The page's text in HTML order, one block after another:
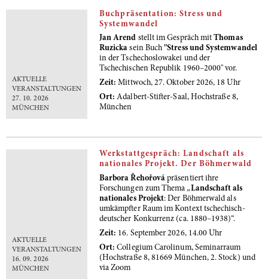
AKTUELLE
VERANSTALTUNGEN
27. 10. 2026
MÜNCHEN
Buchpräsentation: Stress und
Systemwandel
Jan Arend stellt im Gespräch mitThomas
Ruzicka sein Buch"Stress und Systemwandel
in der Tschechoslowakei und der
Tschechischen Republik 1960–2000" vor.
Zeit:Mittwoch, 27. Oktober 2026, 18 Uhr
Ort:Adalbert-Stifter-Saal, Hochstraße 8,
München
AKTUELLE
VERANSTALTUNGEN
16. 09. 2026
MÜNCHEN
Werkstattgespräch: Landschaft als
nationales Projekt. Der Böhmerwald
Barbora Řehořová präsentiert ihre
Forschungen zum Thema „Landschaft als
nationales Projekt: Der Böhmerwald als
umkämpfter Raum im Kontext tschechisch-
deutscher Konkurrenz (ca. 1880–1938)“.
Zeit: 16. September 2026, 14.00 Uhr
Ort:Collegium Carolinum, Seminarraum
(Hochstraße 8, 81669 München, 2. Stock) und
via Zoom